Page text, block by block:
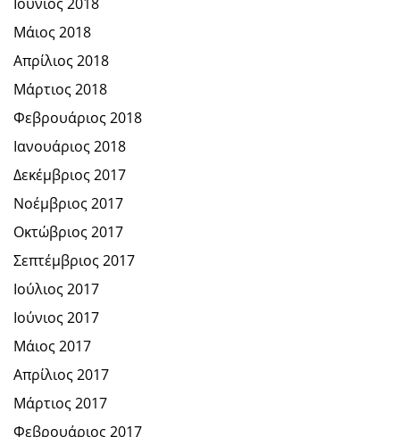
Μάιος 2018
Απρίλιος 2018
Μάρτιος 2018
Φεβρουάριος 2018
Ιανουάριος 2018
Δεκέμβριος 2017
Νοέμβριος 2017
Οκτώβριος 2017
Σεπτέμβριος 2017
Ιούλιος 2017
Ιούνιος 2017
Μάιος 2017
Απρίλιος 2017
Μάρτιος 2017
Φεβρουάριος 2017